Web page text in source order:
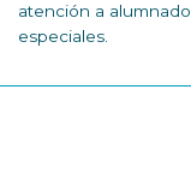
atención a
especiales.